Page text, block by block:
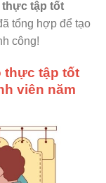
thực tập tốt
tổng hợp để tạo
công!
thực tập tốt
viên năm